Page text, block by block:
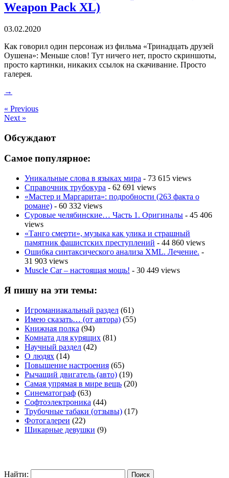
Weapon Pack XL)
03.02.2020
Как говорил один персонаж из фильма «Тринадцать друзей
Оушена»: Меньше слов! Тут ничего нет, просто скриншоты,
просто картинки, никаких ссылок на скачивание. Просто
галерея.
→
« Previous
Next »
Обсуждают
Самое популярное:
Уникальные слова в языках мира - 73 615 views
Справочник трубокура - 62 691 views
«Мастер и Маргарита»: подробности (263 факта о
романе) - 60 332 views
Суровые челябинские… Часть 1. Оригиналы - 45 406
views
«Танго смерти», музыка как улика и страшный
памятник фашистских преступлений - 44 860 views
Ошибка синтаксического анализа XML. Лечение. -
31 903 views
Muscle Car – настоящая мощь! - 30 449 views
Я пишу на эти темы:
Игроманиакальный раздел (61)
Имею сказать… (от автора) (55)
Книжная полка (94)
Комната для курящих (81)
Научный раздел (42)
О людях (14)
Повышение настроения (65)
Рычащий двигатель (авто) (19)
Самая упрямая в мире вещь (20)
Синематограф (63)
Софтоэлектроника (44)
Трубочные табаки (отзывы) (17)
Фотогалереи (22)
Шикарные девушки (9)
Найти: